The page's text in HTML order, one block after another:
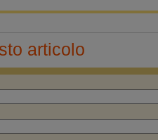
articolo